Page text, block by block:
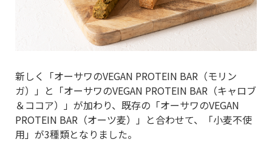
新しく「オーサワのVEGAN PROTEIN BAR（モリン
ガ）」と「オーサワのVEGAN PROTEIN BAR（キャロブ
＆ココア）」が加わり、既存の「オーサワのVEGAN
PROTEIN BAR（オーツ麦）」と合わせて、「小麦不使
用」が3種類となりました。